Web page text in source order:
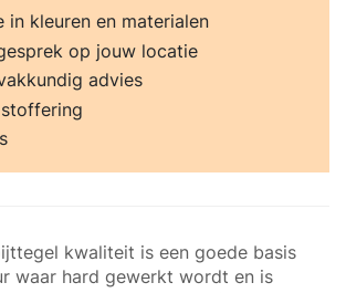
in kleuren en materialen
op jouw locatie
advies
kwaliteit is een goede basis
waar hard gewerkt wordt en is